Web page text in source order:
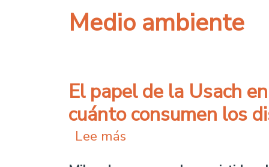
Medio ambiente
El papel de la Usach
cuánto consumen los
Lee más